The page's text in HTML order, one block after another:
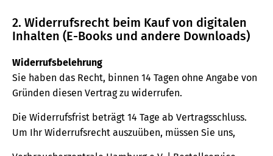
2. Widerrufsrecht beim Kauf von digitalen
Inhalten (E-Books und andere Downloads)
Widerrufsbelehrung
Sie haben das Recht, binnen 14 Tagen ohne Angabe von
Gründen diesen Vertrag zu widerrufen.
Die Widerrufsfrist beträgt 14 Tage ab Vertragsschluss.
Um Ihr Widerrufsrecht auszuüben, müssen Sie uns,